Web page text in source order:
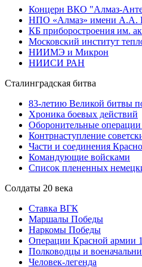
Концерн ВКО "Алмаз-
НПО «Алмаз» имени А.А.
КБ приборостроения им.
Московский институт
НИИМЭ и Микрон
НИИСИ РАН
Сталинградская битва
83-летию Великой битвы
Хроника боевых действий
Оборонительные операции
Контрнаступление
Части и соединения
Командующие войсками
Список плененных
Солдаты 20 века
Ставка ВГК
Маршалы Победы
Наркомы Победы
Операции Красной армии
Полководцы и
Человек-легенда